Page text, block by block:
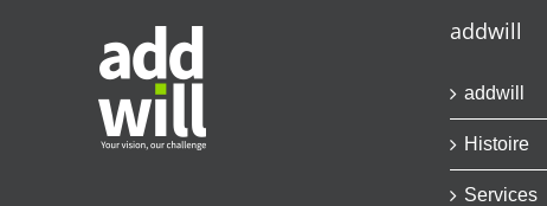
addwill
addwill
Histoire
Services